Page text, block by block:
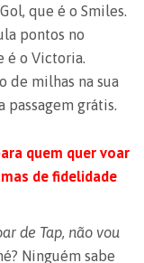
que é o Smiles.
pontos no
é o Victoria.
de milhas na sua
passagem grátis.
quem quer voar
de fidelidade
de Tap, não vou
Ninguém sabe